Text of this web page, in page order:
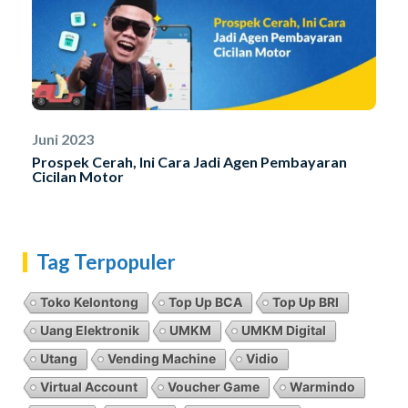
Juni 2023
Prospek Cerah, Ini Cara Jadi Agen Pembayaran
Cicilan Motor
Tag Terpopuler
Toko Kelontong Top Up BCA
Top Up BRI
Uang Elektronik
UMKM
UMKM Digital
Utang
Vending Machine
Vidio
Virtual Account
Voucher Game
Warmindo